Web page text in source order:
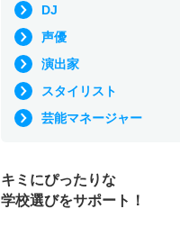
DJ
声優
演出家
スタイリスト
芸能マネージャー
キミにぴったりな
学校選びをサポート！